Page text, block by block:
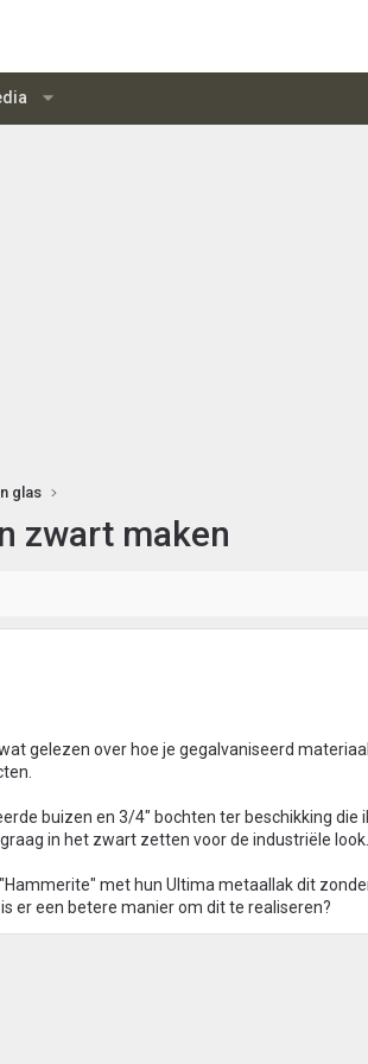
glas
zwart maken
wat gelezen over hoe je gegalvaniseerd
buizen en 3/4" bochten ter beschikking
in het zwart zetten voor de industriële look.
met hun Ultima metaallak dit
er een betere manier om dit te realiseren?